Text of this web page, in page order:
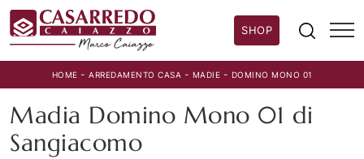
SHOP
HOME - ARREDAMENTO CASA - MADIE - DOMINO MONO 01
Madia Domino Mono 01 di
Sangiacomo